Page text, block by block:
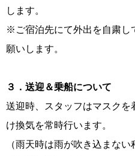
します。
※ご宿泊先にて外出を自粛し
願いします。
３．送迎＆乗船について
送迎時、スタッフはマスク
け換気を常時行います。
（雨天時は雨が吹き込まな